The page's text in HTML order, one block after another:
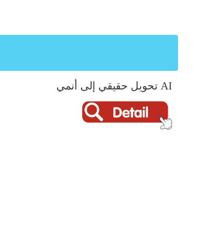
AI تحويل حقيقي إلى أنمي